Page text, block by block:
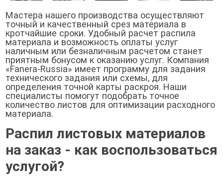
Мастера нашего производства осуществляют
точный и качественный срез материала в
кротчайшие сроки. Удобный расчет распила
материала и возможность оплаты услуг
наличным или безналичным расчетом станет
приятным бонусом к оказанию услуг. Компания
«Fanera-Russia» имеет программу для задания
технического задания или схемы, для
определения точной карты раскроя. Наши
специалисты помогут подобрать точное
количество листов для оптимизации расходного
материала.
Распил листовых материалов
на заказ - как воспользоваться
услугой?